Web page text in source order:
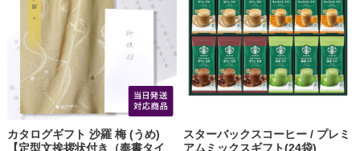
カタログギフト 沙羅 梅 (うめ)
【定型文挨拶状付き（奉書タイ
スターバックスコーヒー / プレミ
アムミックスギフト(24袋)